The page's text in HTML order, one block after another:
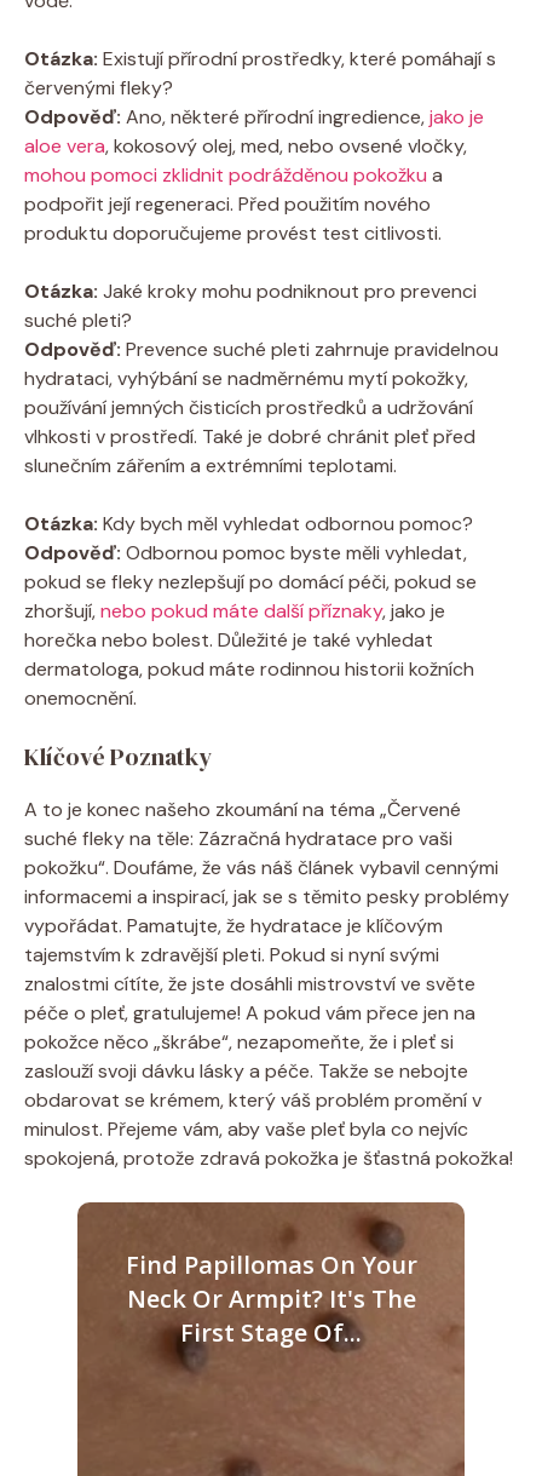
Otázka: Existují přírodní prostředky, které pomáhají s
červenými fleky?
Odpověď: Ano, některé přírodní ingredience,jako je
aloe vera, kokosový olej, med, nebo ovsené vločky,
mohou pomoci zklidnit podrážděnou pokožku a
podpořit její regeneraci. Před použitím nového
produktu doporučujeme provést test citlivosti.
Otázka: Jaké kroky mohu podniknout pro prevenci
suché pleti?
Odpověď: Prevence suché pleti zahrnuje pravidelnou
hydrataci, vyhýbání se nadměrnému mytí pokožky,
používání jemných čisticích prostředků a udržování
vlhkosti v prostředí. Také je dobré chránit pleť před
slunečním zářením a extrémními teplotami.
Otázka: Kdy bych měl vyhledat odbornou pomoc?
Odpověď: Odbornou pomoc byste měli vyhledat,
pokud se fleky nezlepšují po domácí péči, pokud se
zhoršují,nebo pokud máte další příznaky, jako je
horečka nebo bolest. Důležité je také vyhledat
dermatologa, pokud máte rodinnou historii kožních
onemocnění.
Klíčové Poznatky
A to je konec našeho zkoumání na téma „Červené
suché fleky na těle: Zázračná hydratace pro vaši
pokožku“. Doufáme, že vás náš článek vybavil cennými
informacemi a inspirací, jak se s těmito pesky problémy
vypořádat. Pamatujte, že hydratace je klíčovým
tajemstvím k zdravější pleti. Pokud si nyní svými
znalostmi cítíte, že jste dosáhli mistrovství ve světe
péče o pleť, gratulujeme! A pokud vám přece jen na
pokožce něco „škrábe“, nezapomeňte, že i pleť si
zaslouží svoji dávku lásky a péče. Takže se nebojte
obdarovat se krémem, který váš problém promění v
minulost. Přejeme vám, aby vaše pleť byla co nejvíc
spokojená, protože zdravá pokožka je šťastná pokožka!
Find Papillomas On Your
Neck Or Armpit? It's The
First Stage Of...